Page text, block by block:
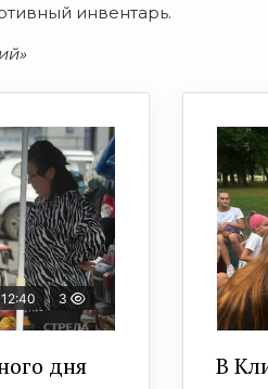
инвентарь.
3
дня
В